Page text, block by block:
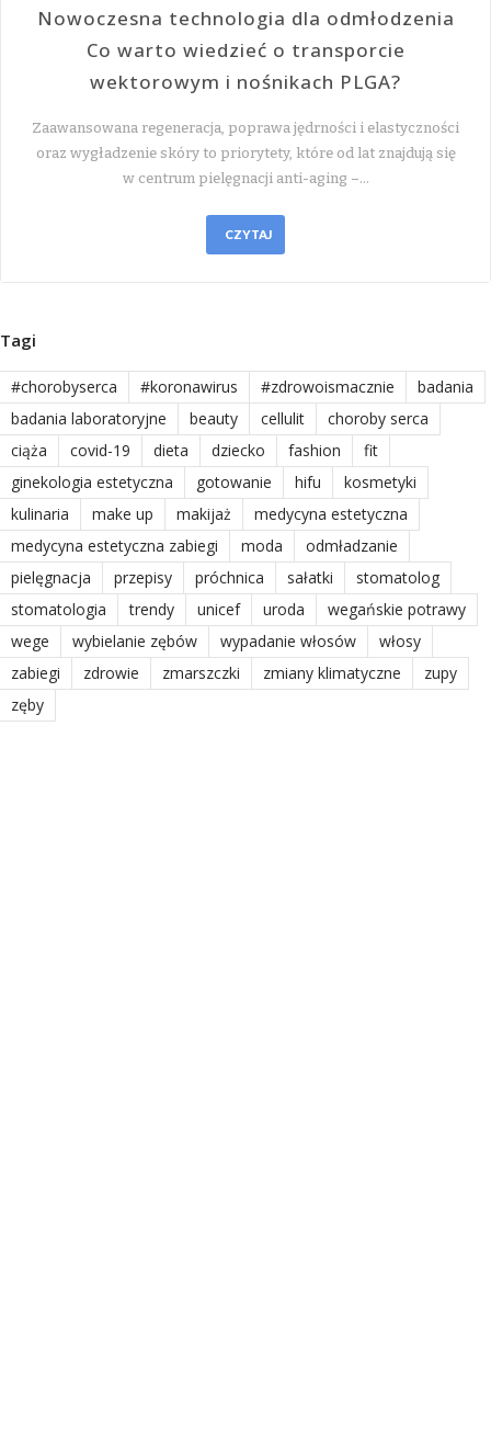
Nowoczesna technologia dla odmłodzenia
Co warto wiedzieć o transporcie
wektorowym i nośnikach PLGA?
Zaawansowana regeneracja, poprawa jędrności i elastyczności
oraz wygładzenie skóry to priorytety, które od lat znajdują się
w centrum pielęgnacji anti-aging –…
CZYTAJ
Tagi
#chorobyserca #koronawirus #zdrowoismacznie
badania
badania laboratoryjne
beauty cellulit
choroby serca
ciąża
covid-19 dieta dziecko fashion
fit
ginekologia estetyczna
gotowanie hifu
kosmetyki
kulinaria
make up makijaż
medycyna estetyczna
medycyna estetyczna zabiegi
moda
odmładzanie
pielęgnacja
przepisy próchnica sałatki
stomatolog
stomatologia
trendy unicef uroda
wegańskie potrawy
wege
wybielanie zębów wypadanie włosów
włosy
zabiegi
zdrowie zmarszczki zmiany klimatyczne
zupy
zęby